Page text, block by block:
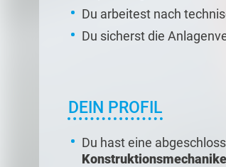
Du arbeitest nach
Du sicherst die
DEIN PROFIL
Du hast eine